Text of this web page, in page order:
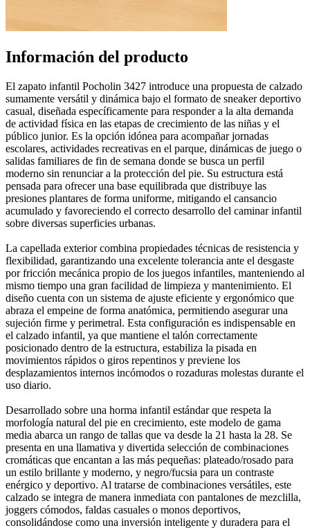
Información del producto
El zapato infantil Pocholin 3427 introduce una propuesta de calzado
sumamente versátil y dinámica bajo el formato de sneaker deportivo
casual, diseñada específicamente para responder a la alta demanda
de actividad física en las etapas de crecimiento de las niñas y el
público junior. Es la opción idónea para acompañar jornadas
escolares, actividades recreativas en el parque, dinámicas de juego o
salidas familiares de fin de semana donde se busca un perfil
moderno sin renunciar a la protección del pie. Su estructura está
pensada para ofrecer una base equilibrada que distribuye las
presiones plantares de forma uniforme, mitigando el cansancio
acumulado y favoreciendo el correcto desarrollo del caminar infantil
sobre diversas superficies urbanas.
La capellada exterior combina propiedades técnicas de resistencia y
flexibilidad, garantizando una excelente tolerancia ante el desgaste
por fricción mecánica propio de los juegos infantiles, manteniendo al
mismo tiempo una gran facilidad de limpieza y mantenimiento. El
diseño cuenta con un sistema de ajuste eficiente y ergonómico que
abraza el empeine de forma anatómica, permitiendo asegurar una
sujeción firme y perimetral. Esta configuración es indispensable en
el calzado infantil, ya que mantiene el talón correctamente
posicionado dentro de la estructura, estabiliza la pisada en
movimientos rápidos o giros repentinos y previene los
desplazamientos internos incómodos o rozaduras molestas durante el
uso diario.
Desarrollado sobre una horma infantil estándar que respeta la
morfología natural del pie en crecimiento, este modelo de gama
media abarca un rango de tallas que va desde la 21 hasta la 28. Se
presenta en una llamativa y divertida selección de combinaciones
cromáticas que encantan a las más pequeñas: plateado/rosado para
un estilo brillante y moderno, y negro/fucsia para un contraste
enérgico y deportivo. Al tratarse de combinaciones versátiles, este
calzado se integra de manera inmediata con pantalones de mezclilla,
joggers cómodos, faldas casuales o monos deportivos,
consolidándose como una inversión inteligente y duradera para el